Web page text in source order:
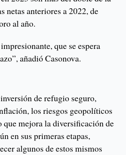
netas anteriores a 2022, de
al año.
que se espera
añadió Casonova.
de refugio seguro,
los riesgos geopolíticos
mejora la diversificación de
en sus primeras etapas,
algunos de estos mismos